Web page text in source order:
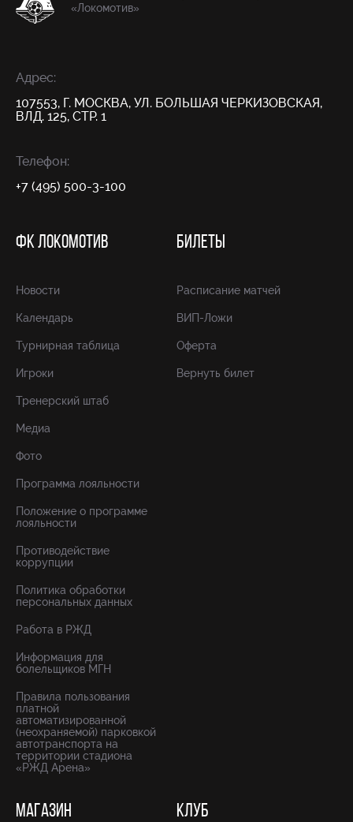
«Локомотив»
Адрес:
107553, Г. МОСКВА, УЛ. БОЛЬШАЯ ЧЕРКИЗОВСКАЯ,
ВЛД. 125, СТР. 1
Телефон:
+7 (495) 500-3-100
ФК ЛОКОМОТИВ
Новости
Календарь
Турнирная таблица
Игроки
Тренерский штаб
Медиа
Фото
Программа лояльности
Положение о программе
лояльности
Противодействие
коррупции
Политика обработки
персональных данных
Работа в РЖД
Информация для
болельщиков МГН
Правила пользования
платной
автоматизированной
(неохраняемой) парковкой
автотранспорта на
территории стадиона
«РЖД Арена»
БИЛЕТЫ
Расписание матчей
ВИП-Ложи
Оферта
Вернуть билет
МАГАЗИН КЛУБ